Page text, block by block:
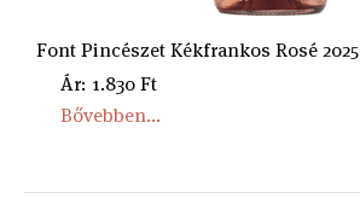
Font Pincészet Kékfrankos Rosé 2025
Ár: 1.830 Ft
Bővebben...